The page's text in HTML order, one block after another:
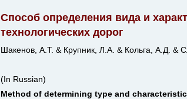
Способ определения вида и
технологических дорог
Шакенов, А.Т. & Крупник, Л.А. & Кольга, А.Д. &
(In Russian)
Method of determining type and